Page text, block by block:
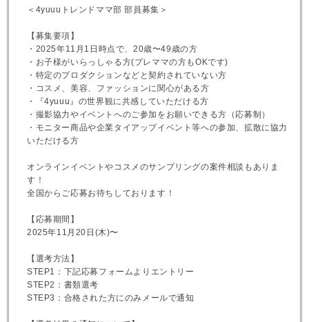
＜4yuuuトレンドママ部 部員募集＞
【募集要項】
・2025年11月1日時点で、20歳〜49歳の方
・お子様がいらっしゃる方(プレママの方もOKです)
・特定のプロダクションなどと契約されていない方
・コスメ、美容、ファッションに関心がある方
・『4yuuu』の世界観に共感していただける方
・撮影協力やイベントへのご参加をお願いできる方（応募制）
・モニター商品や企業タイアップイベント等への参加、拡散に協力
いただける方
オンラインイベントやコスメのサンプリングの案件相談もありま
す！
全国からご応募お待ちしております！
【応募期間】
2025年11月20日(木)〜
【選考方法】
STEP1：下記応募フォームよりエントリー
STEP2：書類選考
STEP3：合格された方にのみメールで通知